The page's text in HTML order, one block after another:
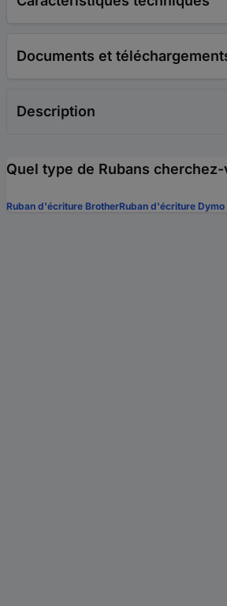
Documents et
Description
Quel type de Rubans
Ruban d'écriture BrotherRuban d'écriture Dymo